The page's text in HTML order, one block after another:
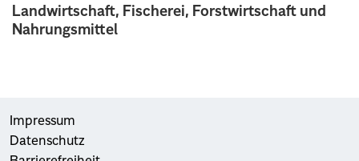
Landwirtschaft, Fischerei, Forstwirtschaft und
Nahrungsmittel
Impressum
Datenschutz